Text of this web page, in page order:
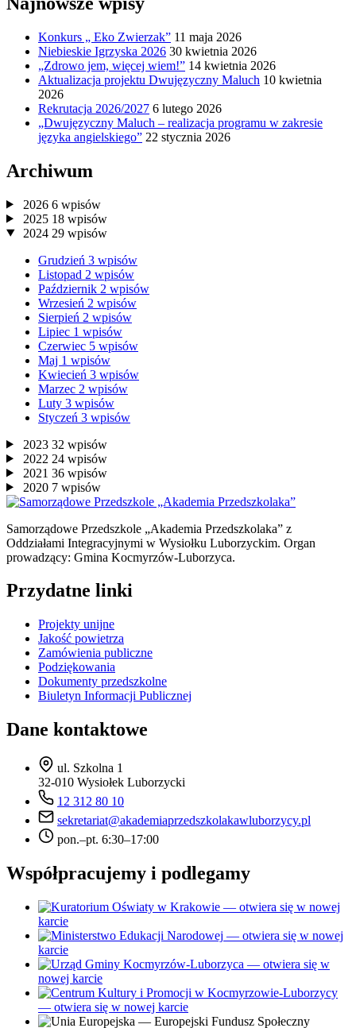
Konkurs „ Eko Zwierzak” 11 maja 2026
Niebieskie Igrzyska 2026 30 kwietnia 2026
„Zdrowo jem, więcej wiem!” 14 kwietnia 2026
Aktualizacja projektu Dwujęzyczny Maluch 10 kwietnia
2026
Rekrutacja 2026/2027 6 lutego 2026
„Dwujęzyczny Maluch – realizacja programu w zakresie
języka angielskiego” 22 stycznia 2026
Archiwum
2026 6wpisów
2025 18wpisów
2024 29wpisów
Grudzień 3 wpisów
Listopad 2 wpisów
Październik 2 wpisów
Wrzesień 2 wpisów
Sierpień 2 wpisów
Lipiec 1 wpisów
Czerwiec 5 wpisów
Maj 1 wpisów
Kwiecień 3 wpisów
Marzec 2 wpisów
Luty 3 wpisów
Styczeń 3 wpisów
2023 32 wpisów
2022 24wpisów
2021 36wpisów
2020 7wpisów
Samorządowe Przedszkole „Akademia Przedszkolaka” z
Oddziałami Integracyjnymi w Wysiołku Luborzyckim. Organ
prowadzący: Gmina Kocmyrzów-Luborzyca.
Przydatne linki
Projekty unijne
Jakość powietrza
Zamówienia publiczne
Podziękowania
Dokumenty przedszkolne
Biuletyn Informacji Publicznej
Dane kontaktowe
ul. Szkolna 1
32-010 Wysiołek Luborzycki
12 312 80 10
sekretariat@akademiaprzedszkolakawluborzycy.pl
pon.–pt. 6:30–17:00
Współpracujemy i podlegamy
— otwiera się w nowej
karcie
— otwiera się w nowej
karcie
— otwiera się w
nowej karcie
— otwiera się w nowej karcie